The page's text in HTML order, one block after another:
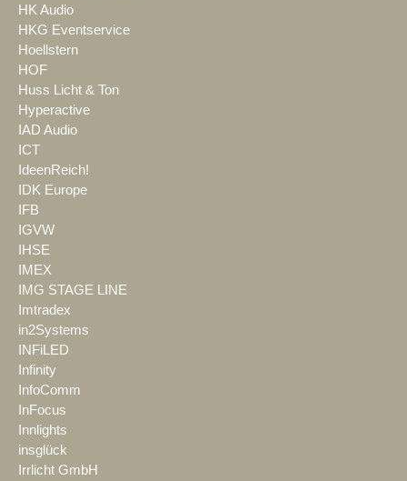
HK Audio
HKG Eventservice
Hoellstern
HOF
Huss Licht & Ton
Hyperactive
IAD Audio
ICT
IdeenReich!
IDK Europe
IFB
IGVW
IHSE
IMEX
IMG STAGE LINE
Imtradex
in2Systems
INFiLED
Infinity
InfoComm
InFocus
Innlights
insglück
Irrlicht GmbH